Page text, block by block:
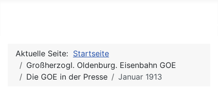
Aktuelle Seite: Startseite
Großherzogl. Oldenburg. Eisenbahn GOE
Die GOE in der Presse
Januar 1913